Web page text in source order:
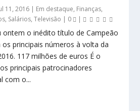
11, 2016 | Em destaque, Finanças,
, Salários,Televisão | 0 |
ontem o inédito título de Campeão
os principais números à volta da
117 milhões de euros É o
principais patrocinadores
com o...